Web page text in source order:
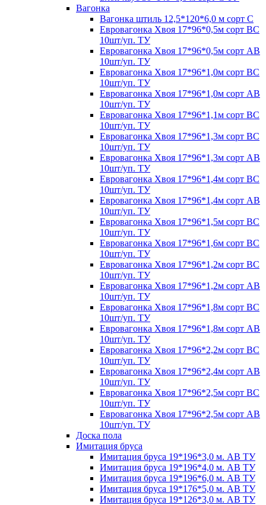
Вагонка
Вагонка штиль 12,5*120*6,0 м сорт С
Евровагонка Хвоя 17*96*0,5м сорт ВС
10шт/уп. ТУ
Евровагонка Хвоя 17*96*0,5м сорт АВ
10шт/уп. ТУ
Евровагонка Хвоя 17*96*1,0м сорт ВС
10шт/уп. ТУ
Евровагонка Хвоя 17*96*1,0м сорт АВ
10шт/уп. ТУ
Евровагонка Хвоя 17*96*1,1м сорт ВС
10шт/уп. ТУ
Евровагонка Хвоя 17*96*1,3м сорт ВС
10шт/уп. ТУ
Евровагонка Хвоя 17*96*1,3м сорт АВ
10шт/уп. ТУ
Евровагонка Хвоя 17*96*1,4м сорт ВС
10шт/уп. ТУ
Евровагонка Хвоя 17*96*1,4м сорт АВ
10шт/уп. ТУ
Евровагонка Хвоя 17*96*1,5м сорт ВС
10шт/уп. ТУ
Евровагонка Хвоя 17*96*1,6м сорт ВС
10шт/уп. ТУ
Евровагонка Хвоя 17*96*1,2м сорт ВС
10шт/уп. ТУ
Евровагонка Хвоя 17*96*1,2м сорт АВ
10шт/уп. ТУ
Евровагонка Хвоя 17*96*1,8м сорт ВС
10шт/уп. ТУ
Евровагонка Хвоя 17*96*1,8м сорт АВ
10шт/уп. ТУ
Евровагонка Хвоя 17*96*2,2м сорт ВС
10шт/уп. ТУ
Евровагонка Хвоя 17*96*2,4м сорт АВ
10шт/уп. ТУ
Евровагонка Хвоя 17*96*2,5м сорт ВС
10шт/уп. ТУ
Евровагонка Хвоя 17*96*2,5м сорт АВ
10шт/уп. ТУ
Доска пола
Имитация бруса
Имитация бруса 19*196*3,0 м. АВ ТУ
Имитация бруса 19*196*4,0 м. АВ ТУ
Имитация бруса 19*196*6,0 м. АВ ТУ
Имитация бруса 19*176*5,0 м. АВ ТУ
Имитация бруса 19*126*3,0 м. АВ ТУ